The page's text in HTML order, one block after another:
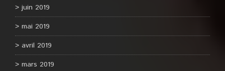
juin 2019
mai 2019
avril 2019
mars 2019